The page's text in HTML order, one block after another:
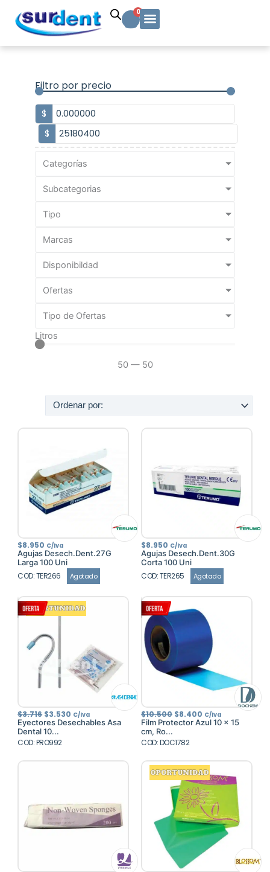
contenido
0
Carrito
Filtro por precio
$
$
Categorías
Subcategorias
Tipo
Marcas
Disponibildad
Ofertas
Tipo de Ofertas
Litros
50 — 50
$8.950 C/Iva
Agujas Desech.Dent.27G
Larga 100 Uni
COD: TER266 Agotado
$8.950 C/Iva
Agujas Desech.Dent.30G
Corta 100 Uni
COD: TER265 Agotado
$3.716 El
precio
original
era:
$3.716.
$3.530 El
precio
actual
C/Iva
Eyectores Desechables Asa
Dental 10...
COD: PRO992
$10.500 El
precio
original
$10.500.
$8.400 El
precio
actual
C/Iva
Film Protector Azul 10 x 15
cm, Ro...
COD: DOC1782